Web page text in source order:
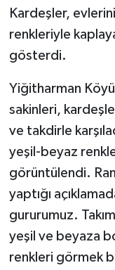
Kardeşler,
renkleriyle
gösterdi.
Yiğitharman
sakinleri,
ve takdirle
yeşil-beyaz
görüntülendi.
yaptığı
gururumuz.
yeşil ve beyaza
renkleri görmek
YEDİSU